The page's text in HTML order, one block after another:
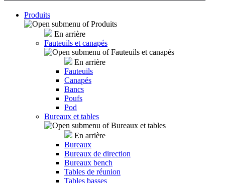
Produits
En arrière
Fauteuils et canapés
En arrière
Fauteuils
Canapés
Bancs
Poufs
Pod
Bureaux et tables
En arrière
Bureaux
Bureaux de direction
Bureaux bench
Tables de réunion
Tables basses